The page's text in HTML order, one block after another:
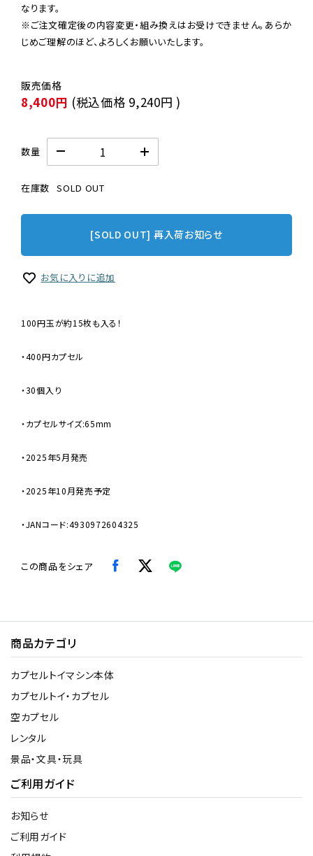
なります。
※ご注文確定後の内容変更・組み換えはお受けできません。あらか
じめご理解のほど、よろしくお願いいたします。
8,400円 (税込価格 9,240円 )
数量
在庫数 SOLD OUT
[SOLD OUT] 再入荷お知らせ
お気に入りに追加
100円玉が約15枚も入る！
・400円カプセル
・30個入り
・カプセルサイズ:65mm
・2025年5月発売
・2025年10月発売予定
・JANコード:4930972604325
この商品をシェア
商品カテゴリ
カプセルトイマシン本体
カプセルトイ・カプセル
空カプセル
レンタル
景品・文具・玩具
ご利用ガイド
お知らせ
ご利用ガイド